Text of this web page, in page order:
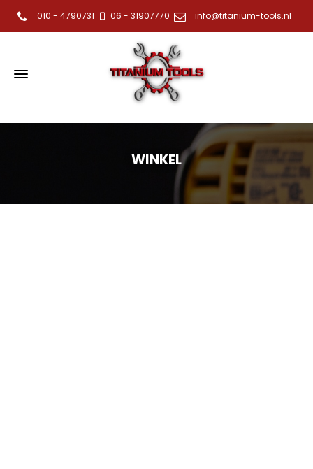
010 - 4790731 06 - 31907770 info@titanium-tools.nl
WINKEL